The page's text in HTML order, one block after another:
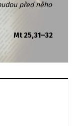
před něho
Mt 25,31–32